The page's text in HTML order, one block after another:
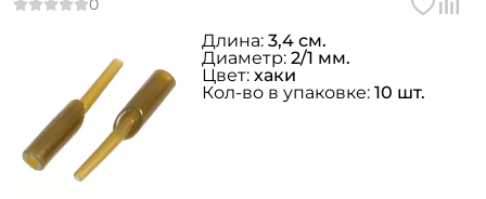
Длина: 3,4 см.
Диаметр: 2/1 мм.
Цвет: хаки
Кол-во в упаковке: 10 шт.